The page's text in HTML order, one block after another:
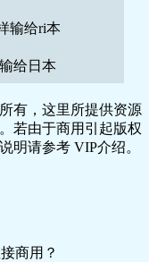
输给ri本
给日本
有，这里所提供资源
若由于商用引起版权
明请参考 VIP介绍。
商用？